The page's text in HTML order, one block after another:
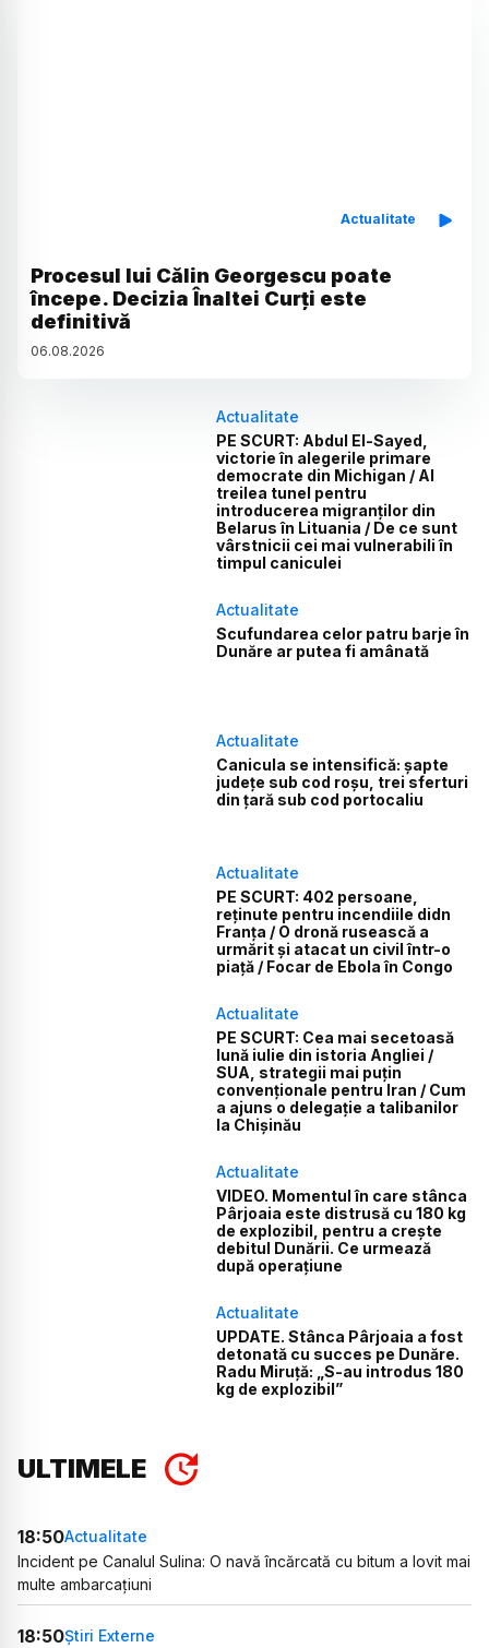
Actualitate
Procesul lui Călin Georgescu poate
începe. Decizia Înaltei Curți este
definitivă
06.08.2026
Actualitate
PE SCURT: Abdul El-Sayed,
victorie în alegerile primare
democrate din Michigan / Al
treilea tunel pentru
introducerea migranților din
Belarus în Lituania / De ce sunt
vârstnicii cei mai vulnerabili în
timpul caniculei
Actualitate
Scufundarea celor patru barje în
Dunăre ar putea fi amânată
Actualitate
Canicula se intensifică: șapte
județe sub cod roșu, trei sferturi
din țară sub cod portocaliu
Actualitate
PE SCURT: 402 persoane,
reținute pentru incendiile didn
Franța / O dronă rusească a
urmărit și atacat un civil într-o
piață / Focar de Ebola în Congo
Actualitate
PE SCURT: Cea mai secetoasă
lună iulie din istoria Angliei /
SUA, strategii mai puțin
convenționale pentru Iran / Cum
a ajuns o delegație a talibanilor
la Chișinău
Actualitate
VIDEO. Momentul în care stânca
Pârjoaia este distrusă cu 180 kg
de explozibil, pentru a crește
debitul Dunării. Ce urmează
după operațiune
Actualitate
UPDATE. Stânca Pârjoaia a fost
detonată cu succes pe Dunăre.
Radu Miruță: „S-au introdus 180
kg de explozibil”
ULTIMELE
18:50Actualitate
Incident pe Canalul Sulina: O navă încărcată cu bitum a lovit mai
multe ambarcațiuni
18:50Știri Externe